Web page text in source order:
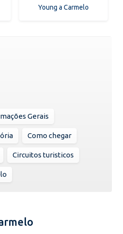
Young a Carmelo
Gerais
Como chegar
Circuitos turisticos